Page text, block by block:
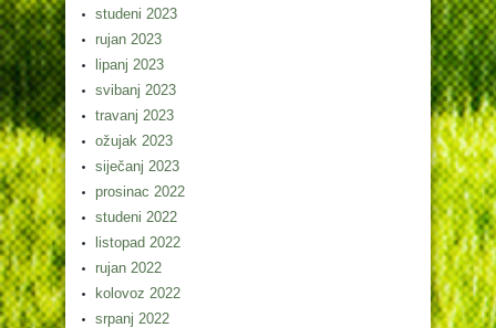
studeni 2023
rujan 2023
lipanj 2023
svibanj 2023
travanj 2023
ožujak 2023
siječanj 2023
prosinac 2022
studeni 2022
listopad 2022
rujan 2022
kolovoz 2022
srpanj 2022